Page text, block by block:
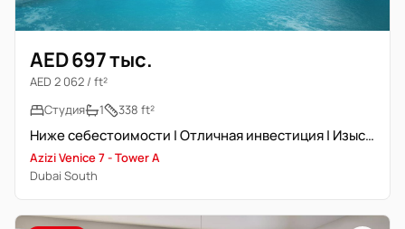
AED 697 тыс.
AED 2 062 / ft²
Студия
1 338 ft²
Ниже себестоимости | Отличная инвестиция | Изысканная жизнь
Azizi Venice 7 - Tower A
Dubai South